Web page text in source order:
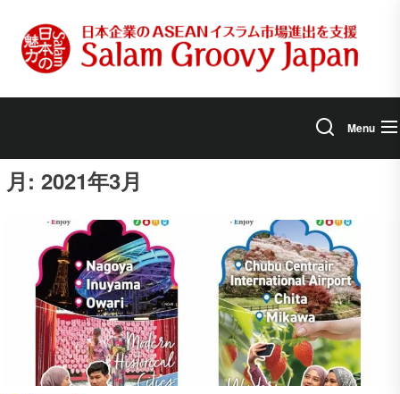
content
Menu
月: 2021年3月